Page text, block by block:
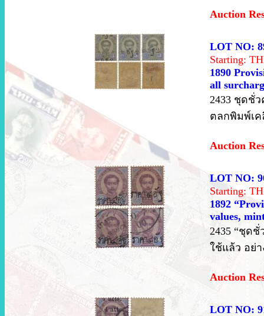
Auction
LOT NO:
Starting:
1890
all
2433 ชุดชั่ว
ตลกพิมพ์เค
Auction
LOT NO:
Starting:
1892
values,
2435 “ชุดชั่
ใช้แล้ว อย่
Auction
LOT NO: